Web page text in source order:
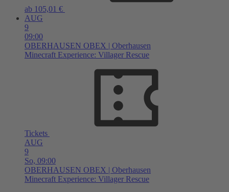
ab 105,01 €
AUG
9
09:00
OBERHAUSEN OBEX | Oberhausen
Minecraft Experience: Villager Rescue
Tickets
AUG
9
So, 09:00
OBERHAUSEN OBEX | Oberhausen
Minecraft Experience: Villager Rescue